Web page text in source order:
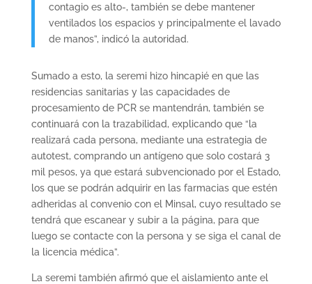
contagio es alto-, también se debe mantener
ventilados los espacios y principalmente el lavado
de manos”, indicó la autoridad.
Sumado a esto, la seremi hizo hincapié en que las
residencias sanitarias y las capacidades de
procesamiento de PCR se mantendrán, también se
continuará con la trazabilidad, explicando que “la
realizará cada persona, mediante una estrategia de
autotest, comprando un antígeno que solo costará 3
mil pesos, ya que estará subvencionado por el Estado,
los que se podrán adquirir en las farmacias que estén
adheridas al convenio con el Minsal, cuyo resultado se
tendrá que escanear y subir a la página, para que
luego se contacte con la persona y se siga el canal de
la licencia médica”.
La seremi también afirmó que el aislamiento ante el